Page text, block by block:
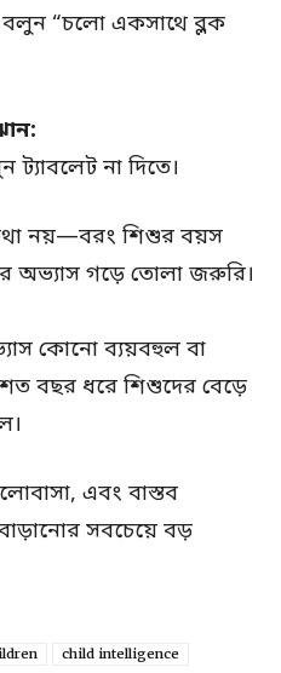
“চলো একসাথে ব্লক
ট্যাবলেট না দিতে।
কথা নয়—বরং শিশুর বয়স
অভ্যাস গড়ে তোলা জরুরি।
কোনো ব্যয়বহুল বা
বছর ধরে শিশুদের বেড়ে
এবং বাস্তব
সবচেয়ে বড়
child intelligence